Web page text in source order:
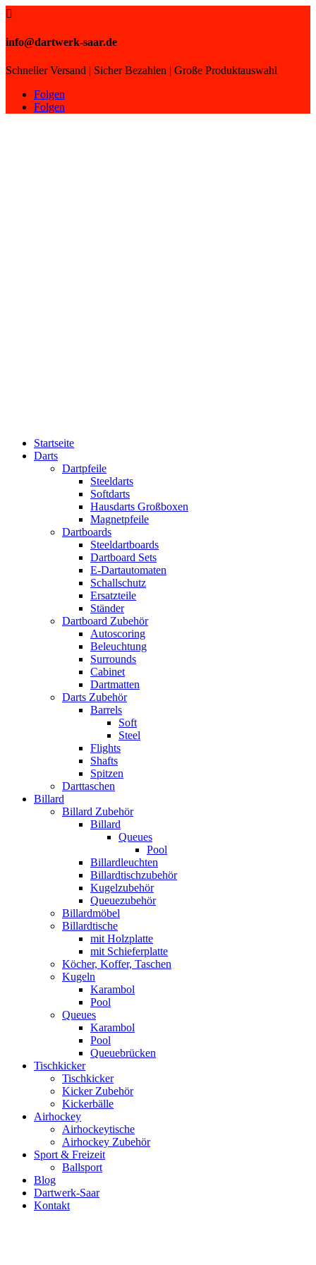

info@dartwerk-saar.de
Schneller Versand | Sicher Bezahlen | Große Produktauswahl
Folgen
Folgen
Startseite
Darts
Dartpfeile
Steeldarts
Softdarts
Hausdarts Großboxen
Magnetpfeile
Dartboards
Steeldartboards
Dartboard Sets
E-Dartautomaten
Schallschutz
Ersatzteile
Ständer
Dartboard Zubehör
Autoscoring
Beleuchtung
Surrounds
Cabinet
Dartmatten
Darts Zubehör
Barrels
Soft
Steel
Flights
Shafts
Spitzen
Darttaschen
Billard
Billard Zubehör
Billard
Queues
Pool
Billardleuchten
Billardtischzubehör
Kugelzubehör
Queuezubehör
Billardmöbel
Billardtische
mit Holzplatte
mit Schieferplatte
Köcher, Koffer, Taschen
Kugeln
Karambol
Pool
Queues
Karambol
Pool
Queuebrücken
Tischkicker
Tischkicker
Kicker Zubehör
Kickerbälle
Airhockey
Airhockeytische
Airhockey Zubehör
Sport & Freizeit
Ballsport
Blog
Dartwerk-Saar
Kontakt